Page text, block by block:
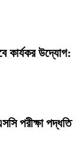
কার্যকর উদ্যোগ:
পরীক্ষা পদ্ধতি